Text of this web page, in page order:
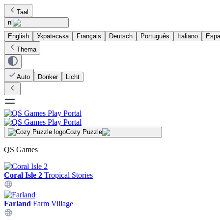
Taal
nl
English
Українська Français Deutsch Português Italiano
Thema
Auto Donker Licht
Cozy Puzzle
QS Games
Coral Isle 2 Tropical Stories
Farland Farm Village